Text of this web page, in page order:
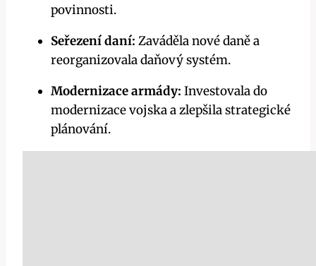
povinnosti.
Seřezení daní: Zaváděla nové daně a
reorganizovala daňový systém.
Modernizace armády: Investovala do
modernizace vojska a zlepšila strategické
plánování.